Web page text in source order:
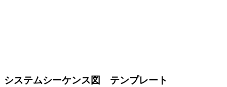
システムシーケンス図 テンプレート